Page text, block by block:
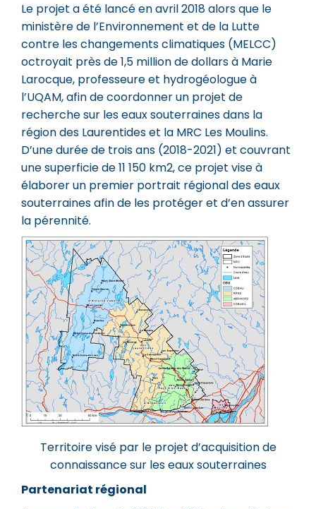
Le projet a été lancé en avril 2018 alors que le
ministère de l’Environnement et de la Lutte
contre les changements climatiques (MELCC)
octroyait près de 1,5 million de dollars à Marie
Larocque, professeure et hydrogéologue à
l’UQAM, afin de coordonner un projet de
recherche sur les eaux souterraines dans la
région des Laurentides et la MRC Les Moulins.
D’une durée de trois ans (2018-2021) et couvrant
une superficie de 11 150 km2, ce projet vise à
élaborer un premier portrait régional des eaux
souterraines afin de les protéger et d’en assurer
la pérennité.
Territoire visé par le projet d’acquisition de
connaissance sur les eaux souterraines
Partenariat régional